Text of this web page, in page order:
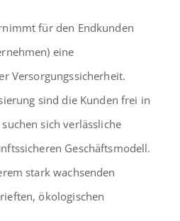
für den Endkunden
eine
Versorgungssicherheit.
sind die Kunden frei in
sich verlässliche
Geschäftsmodell.
stark wachsenden
ökologischen